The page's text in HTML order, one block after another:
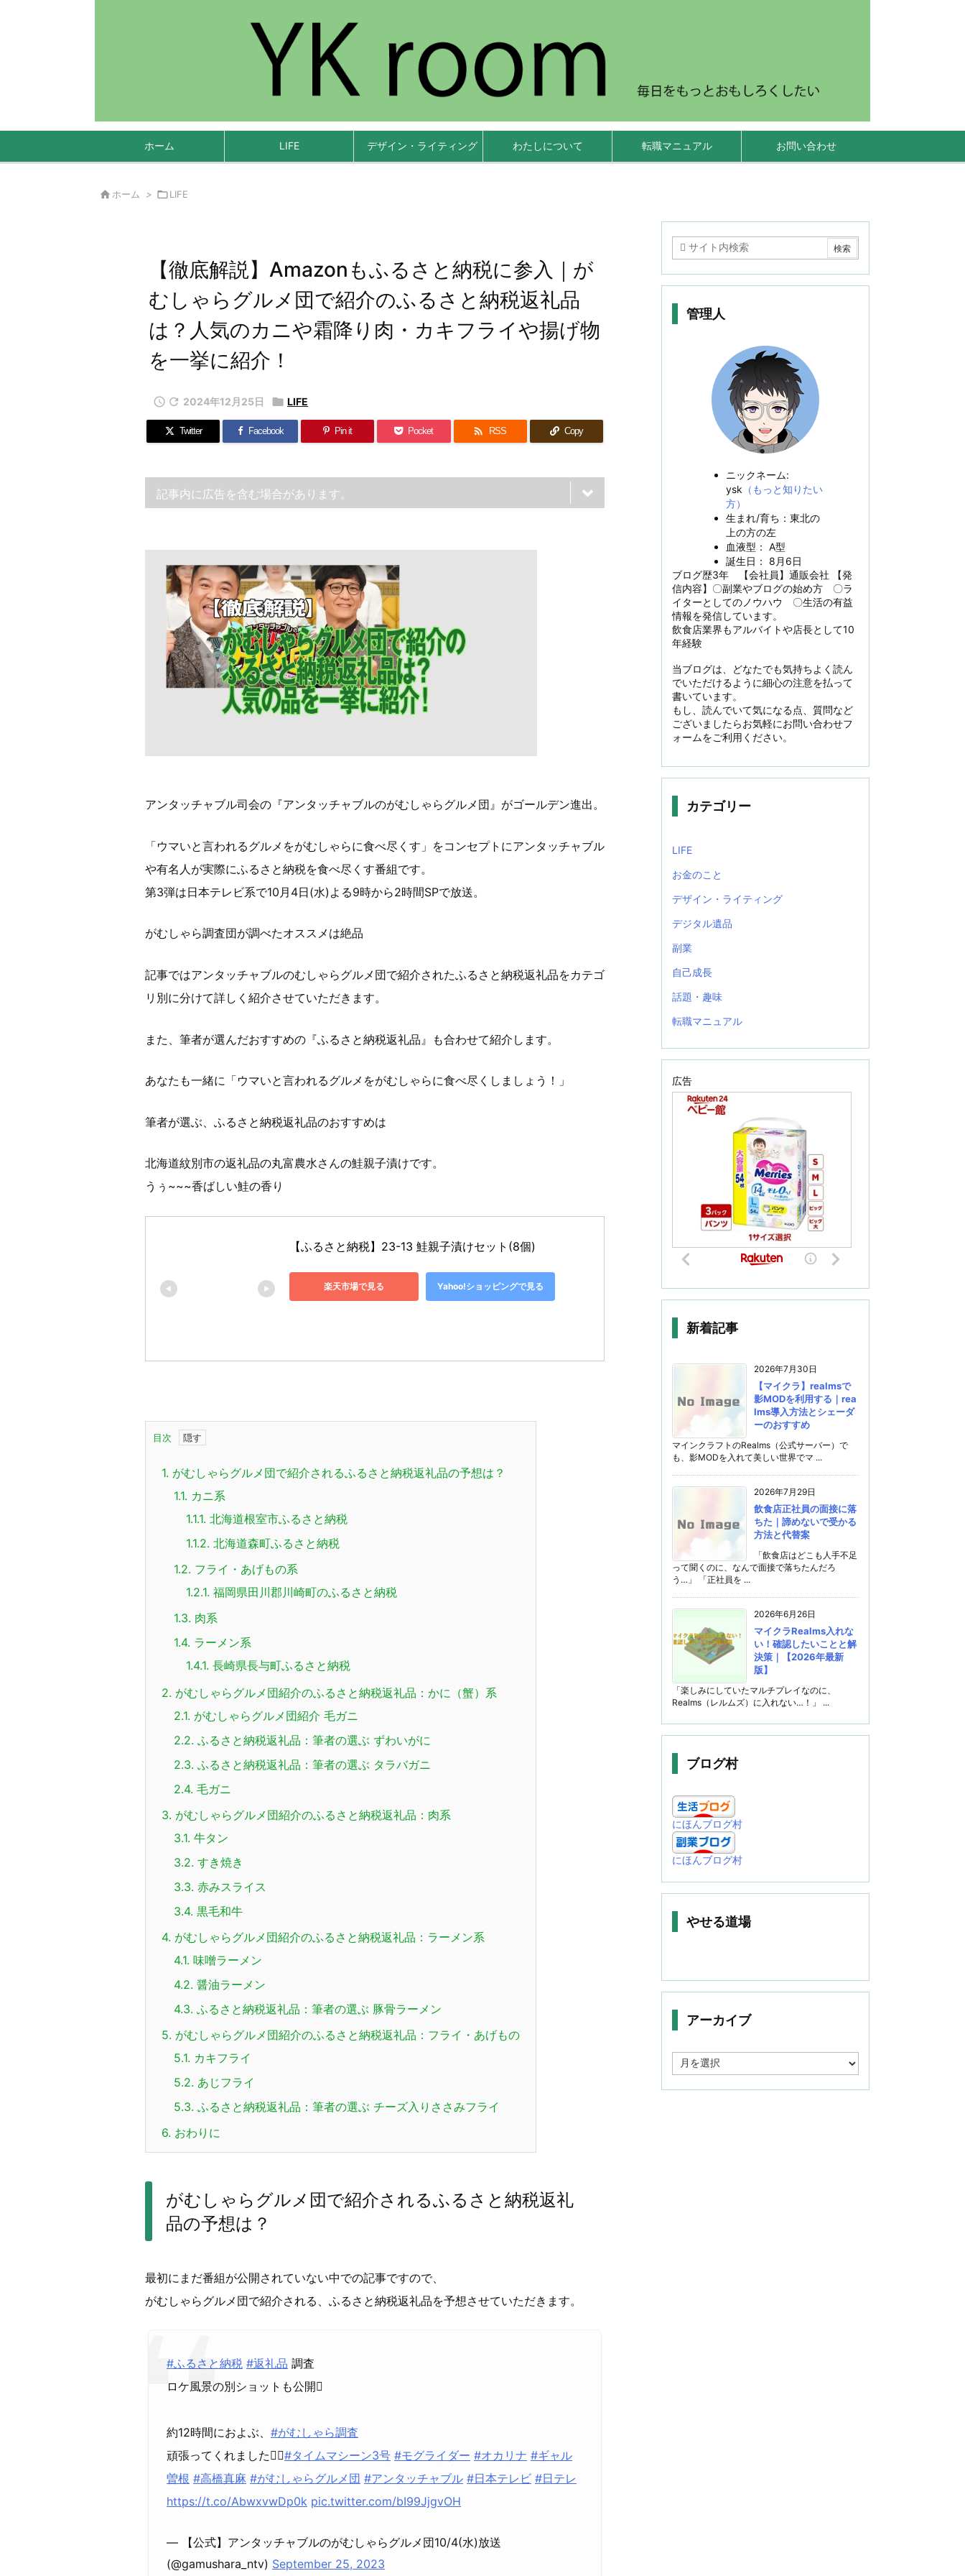
ホーム LIFE デザイン・ライティング わたしについて 転職マニュアル お問い合わせ
 ホーム > LIFE
【徹底解説】Amazonもふるさと納税に参入｜が
むしゃらグルメ団で紹介のふるさと納税返礼品
は？人気のカニや霜降り肉・カキフライや揚げ物
を一挙に紹介！
  2024年12月25日  LIFE
Twitter Facebook Pin it Pocket  RSS Copy
記事内に広告を含む場合があります。
アンタッチャブル司会の『アンタッチャブルのがむしゃらグルメ団』がゴールデン進出。
「ウマいと言われるグルメをがむしゃらに食べ尽くす」をコンセプトにアンタッチャブル
や有名人が実際にふるさと納税を食べ尽くす番組です。
第3弾は日本テレビ系で10月4日(水)よる9時から2時間SPで放送。
がむしゃら調査団が調べたオススメは絶品
記事ではアンタッチャブルのむしゃらグルメ団で紹介されたふるさと納税返礼品をカテゴ
リ別に分けて詳しく紹介させていただきます。
また、筆者が選んだおすすめの『ふるさと納税返礼品』も合わせて紹介します。
あなたも一緒に「ウマいと言われるグルメをがむしゃらに食べ尽くしましょう！」
筆者が選ぶ、ふるさと納税返礼品のおすすめは
北海道紋別市の返礼品の丸富農水さんの鮭親子漬けです。
うぅ~~~香ばしい鮭の香り
【ふるさと納税】23-13 鮭親子漬けセット(8個)
楽天市場で見る Yahoo!ショッピングで見る
目次
1. がむしゃらグルメ団で紹介されるふるさと納税返礼品の予想は？
1.1. カニ系
1.1.1. 北海道根室市ふるさと納税
1.1.2. 北海道森町ふるさと納税
1.2. フライ・あげもの系
1.2.1. 福岡県田川郡川崎町のふるさと納税
1.3. 肉系
1.4. ラーメン系
1.4.1. 長崎県長与町ふるさと納税
2. がむしゃらグルメ団紹介のふるさと納税返礼品：かに（蟹）系
2.1. がむしゃらグルメ団紹介 毛ガニ
2.2. ふるさと納税返礼品：筆者の選ぶ ずわいがに
2.3. ふるさと納税返礼品：筆者の選ぶ タラバガニ
2.4. 毛ガニ
3. がむしゃらグルメ団紹介のふるさと納税返礼品：肉系
3.1. 牛タン
3.2. すき焼き
3.3. 赤みスライス
3.4. 黒毛和牛
4. がむしゃらグルメ団紹介のふるさと納税返礼品：ラーメン系
4.1. 味噌ラーメン
4.2. 醤油ラーメン
4.3. ふるさと納税返礼品：筆者の選ぶ 豚骨ラーメン
5. がむしゃらグルメ団紹介のふるさと納税返礼品：フライ・あげもの
5.1. カキフライ
5.2. あじフライ
5.3. ふるさと納税返礼品：筆者の選ぶ チーズ入りささみフライ
6. おわりに
がむしゃらグルメ団で紹介されるふるさと納税返礼
品の予想は？
最初にまだ番組が公開されていない中での記事ですので、
がむしゃらグルメ団で紹介される、ふるさと納税返礼品を予想させていただきます。
#ふるさと納税 #返礼品 調査
ロケ風景の別ショットも公開
約12時間におよぶ、 #がむしゃら調査
頑張ってくれました#タイムマシーン3号 #モグライダー #オカリナ #ギャル
曽根 #高橋真麻 #がむしゃらグルメ団 #アンタッチャブル #日本テレビ #日テレ
https://t.co/AbwxvwDp0k pic.twitter.com/bI99JjgvOH
— 【公式】アンタッチャブルのがむしゃらグルメ団10/4(水)放送
(@gamushara_ntv) September 25, 2023
管理人
ニックネーム:
ysk （もっと知りたい
方）
生まれ/育ち：東北の
上の方の左
血液型： A型
誕生日： 8月6日
ブログ歴3年 【会社員】通販会社 【発
信内容】〇副業やブログの始め方 〇ラ
イターとしてのノウハウ 〇生活の有益
情報を発信しています。
飲食店業界もアルバイトや店長として10
年経験
当ブログは、どなたでも気持ちよく読ん
でいただけるように細心の注意を払って
書いています。
もし、読んでいて気になる点、質問など
ございましたらお気軽にお問い合わせフ
ォームをご利用ください。
カテゴリー
LIFE
お金のこと
デザイン・ライティング
デジタル遺品
副業
自己成長
話題・趣味
転職マニュアル
広告
新着記事
2026年7月30日
【マイクラ】realmsで
影MODを利用する｜rea
lms導入方法とシェーダ
ーのおすすめ
マインクラフトのRealms（公式サーバー）で
も、影MODを入れて美しい世界でマ ...
2026年7月29日
飲食店正社員の面接に落
ちた｜諦めないで受かる
方法と代替案
「飲食店はどこも人手不足
って聞くのに、なんで面接で落ちたんだろ
う…」 「正社員を ...
2026年6月26日
マイクラRealms入れな
い！確認したいことと解
決策｜【2026年最新
版】
「楽しみにしていたマルチプレイなのに、
Realms（レルムズ）に入れない…！」 ...
ブログ村
にほんブログ村
にほんブログ村
やせる道場
アーカイブ
ー